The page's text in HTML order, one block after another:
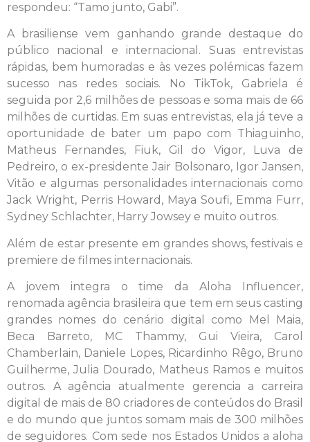
respondeu: “Tamo junto, Gabi”.
A brasiliense vem ganhando grande destaque do
público nacional e internacional. Suas entrevistas
rápidas, bem humoradas e às vezes polémicas fazem
sucesso nas redes sociais. No TikTok, Gabriela é
seguida por 2,6 milhões de pessoas e soma mais de 66
milhões de curtidas. Em suas entrevistas, ela já teve a
oportunidade de bater um papo com Thiaguinho,
Matheus Fernandes, Fiuk, Gil do Vigor, Luva de
Pedreiro, o ex-presidente Jair Bolsonaro, Igor Jansen,
Vitão e algumas personalidades internacionais como
Jack Wright, Perris Howard, Maya Soufi, Emma Furr,
Sydney Schlachter, Harry Jowsey e muito outros.
Além de estar presente em grandes shows, festivais e
premiere de filmes internacionais.
A jovem integra o time da Aloha Influencer,
renomada agência brasileira que tem em seus casting
grandes nomes do cenário digital como Mel Maia,
Beca Barreto, MC Thammy, Gui Vieira, Carol
Chamberlain, Daniele Lopes, Ricardinho Rêgo, Bruno
Guilherme, Julia Dourado, Matheus Ramos e muitos
outros. A agência atualmente gerencia a carreira
digital de mais de 80 criadores de conteúdos do Brasil
e do mundo que juntos somam mais de 300 milhões
de seguidores. Com sede nos Estados Unidos a aloha